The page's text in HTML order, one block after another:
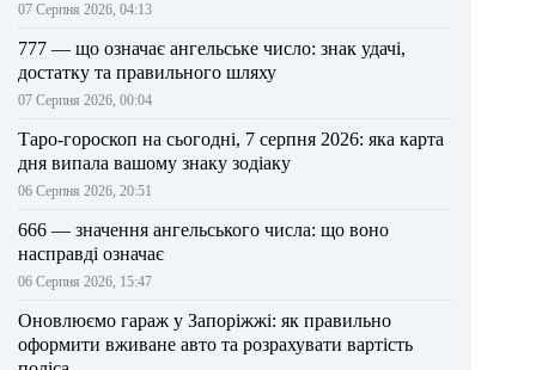
07 Серпня 2026, 04:13
777 — що означає ангельське число: знак удачі,
достатку та правильного шляху
07 Серпня 2026, 00:04
Таро-гороскоп на сьогодні, 7 серпня 2026: яка карта
дня випала вашому знаку зодіаку
06 Серпня 2026, 20:51
666 — значення ангельського числа: що воно
насправді означає
06 Серпня 2026, 15:47
Оновлюємо гараж у Запоріжжі: як правильно
оформити вживане авто та розрахувати вартість